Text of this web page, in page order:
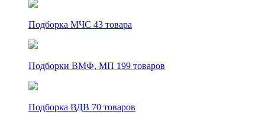
Подборка МЧС 43 товара
Подборки ВМФ, МП 199 товаров
Подборка ВДВ 70 товаров